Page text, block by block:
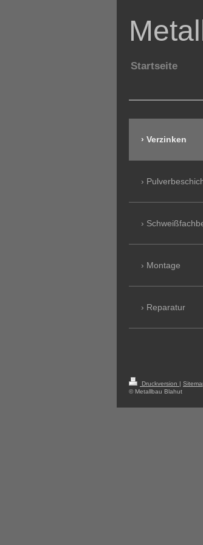
Startseite
Verzinken
Montage
Reparatur
Druckversion |
© Metallbau Blahut